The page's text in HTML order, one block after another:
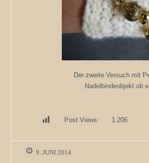
Der zweite Versuch mit
Nadelbindeobjekt ob
Post Views: 1.206
9. JUNI 2014